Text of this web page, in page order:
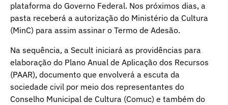
plataforma do Governo Federal. Nos próximos dias, a
pasta receberá a autorização do Ministério da Cultura
(MinC) para assim assinar o Termo de Adesão.
Na sequência, a Secult iniciará as providências para
elaboração do Plano Anual de Aplicação dos Recursos
(PAAR), documento que envolverá a escuta da
sociedade civil por meio dos representantes do
Conselho Municipal de Cultura (Comuc) e também do